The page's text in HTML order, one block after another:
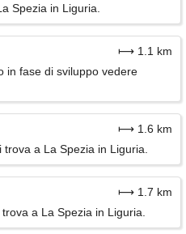
Spezia in Liguria.
⟼ 1.1 km
in fase di sviluppo vedere
⟼ 1.6 km
a La Spezia in Liguria.
⟼ 1.7 km
a La Spezia in Liguria.